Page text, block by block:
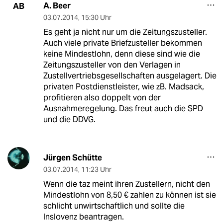
AB A. Beer
03.07.2014, 15:30 Uhr
Es geht ja nicht nur um die Zeitungszusteller.
Auch viele private Briefzusteller bekommen
keine Mindestlohn, denn diese sind wie die
Zeitungszusteller von den Verlagen in
Zustellvertriebsgesellschaften ausgelagert. Die
privaten Postdienstleister, wie zB. Madsack,
profitieren also doppelt von der
Ausnahmeregelung. Das freut auch die SPD
und die DDVG.
Jürgen Schütte
03.07.2014, 11:23 Uhr
Wenn die taz meint ihren Zustellern, nicht den
Mindestlohn von 8,50 € zahlen zu können ist sie
schlicht unwirtschaftlich und sollte die
Inslovenz beantragen.